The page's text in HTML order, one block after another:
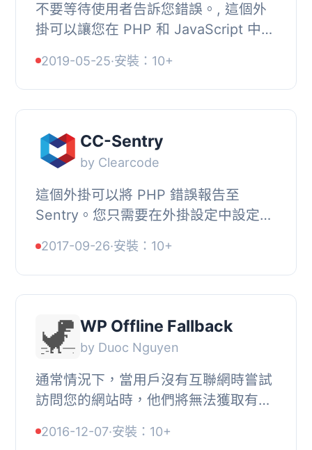
不要等待使用者告訴您錯誤。, 這個外
掛可以讓您在 PHP 和 JavaScript 中使
JavaScript 錯誤並查看會話使用
LogRocket。這個外掛只...
2019-05-25·安裝：10+
CC-Sentry
by Clearcode
這個外掛可以將 PHP 錯誤報告至
Sentry。您只需要在外掛設定中設定
2017-09-26·安裝：10+
WP Offline Fallback
by Duoc Nguyen
通常情況下，當用戶沒有互聯網時嘗試
訪問您的網站時，他們將無法獲取有關
的商店，突然失去了互聯網。如果他們
2016-12-07·安裝：10+